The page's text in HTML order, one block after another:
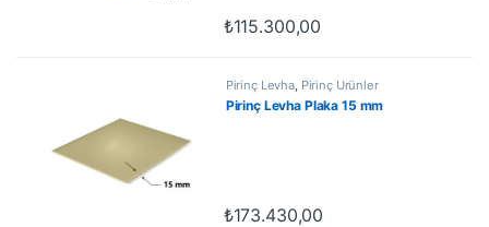
₺115.300,00
Pirinç Levha, Pirinç Ürünler
Pirinç Levha Plaka 15 mm
₺173.430,00